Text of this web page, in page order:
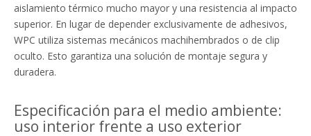
aislamiento térmico mucho mayor y una resistencia al impacto
superior. En lugar de depender exclusivamente de adhesivos,
WPC utiliza sistemas mecánicos machihembrados o de clip
oculto. Esto garantiza una solución de montaje segura y
duradera.
Especificación para el medio ambiente:
uso interior frente a uso exterior